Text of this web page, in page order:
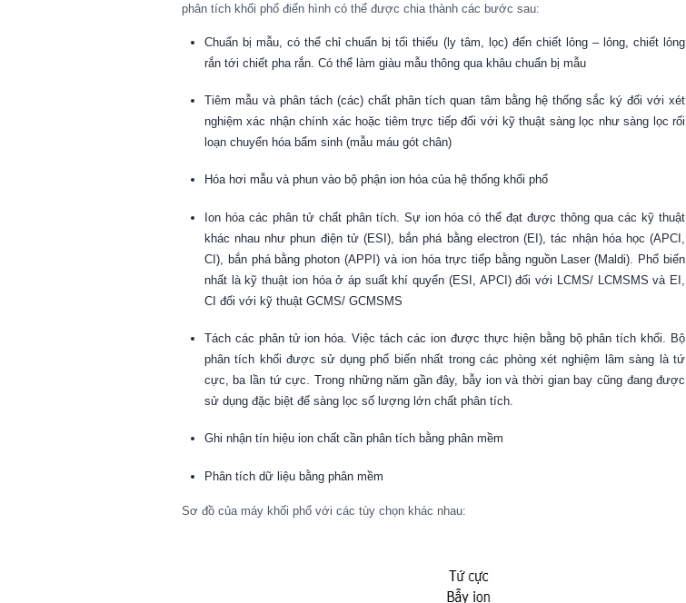
phân tích khối phổ điển hình có thể được chia thành các bước sau:
Chuẩn bị mẫu, có thể chỉ chuẩn bị tối thiểu (ly tâm, lọc) đến chiết lỏng – lỏng, chiết lỏng
rắn tới chiết pha rắn. Có thể làm giàu mẫu thông qua khâu chuẩn bị mẫu
Tiêm mẫu và phân tách (các) chất phân tích quan tâm bằng hệ thống sắc ký đối với xét
nghiệm xác nhận chính xác hoặc tiêm trực tiếp đối với kỹ thuật sàng lọc như sàng lọc rối
loạn chuyển hóa bẩm sinh (mẫu máu gót chân)
Hóa hơi mẫu và phun vào bộ phận ion hóa của hệ thống khối phổ
Ion hóa các phân tử chất phân tích. Sự ion hóa có thể đạt được thông qua các kỹ thuật
khác nhau như phun điện tử (ESI), bắn phá bằng electron (EI), tác nhận hóa học (APCI,
CI), bắn phá bằng photon (APPI) và ion hóa trực tiếp bằng nguồn Laser (Maldi). Phổ biến
nhất là kỹ thuật ion hóa ở áp suất khí quyển (ESI, APCI) đối với LCMS/ LCMSMS và EI,
CI đối với kỹ thuật GCMS/ GCMSMS
Tách các phân tử ion hóa. Việc tách các ion được thực hiện bằng bộ phân tích khối. Bộ
phân tích khối được sử dụng phổ biến nhất trong các phòng xét nghiệm lâm sàng là tứ
cực, ba lần tứ cực. Trong những năm gần đây, bẫy ion và thời gian bay cũng đang được
sử dụng đặc biệt để sàng lọc số lượng lớn chất phân tích.
Ghi nhận tín hiệu ion chất cần phân tích bằng phân mềm
Phân tích dữ liệu bằng phân mềm
Sơ đồ của máy khối phổ với các tùy chọn khác nhau: